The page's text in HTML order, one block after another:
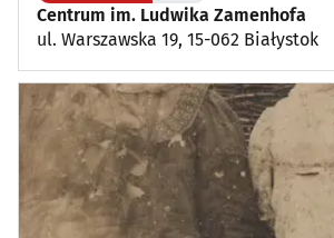
Centrum im. Ludwika Zamenhofa
ul. Warszawska 19, 15-062 Białystok